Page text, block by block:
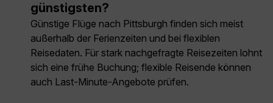
günstigsten?
Günstige Flüge nach Pittsburgh finden sich meist
außerhalb der Ferienzeiten und bei flexiblen
Reisedaten. Für stark nachgefragte Reisezeiten lohnt
sich eine frühe Buchung; flexible Reisende können
auch Last-Minute-Angebote prüfen.